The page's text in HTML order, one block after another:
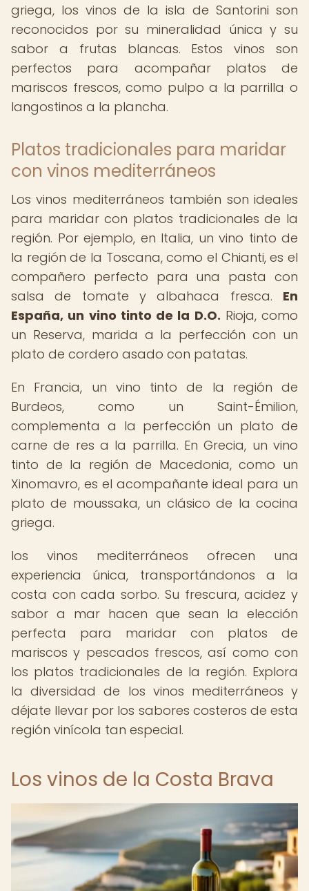
griega, los vinos de la isla de Santorini son
reconocidos por su mineralidad única y su
sabor a frutas blancas. Estos vinos son
perfectos para acompañar platos de
mariscos frescos, como pulpo a la parrilla o
langostinos a la plancha.
Platos tradicionales para maridar
con vinos mediterráneos
Los vinos mediterráneos también son ideales
para maridar con platos tradicionales de la
región. Por ejemplo, en Italia, un vino tinto de
la región de la Toscana, como el Chianti, es el
compañero perfecto para una pasta con
salsa de tomate y albahaca fresca. En
España, un vino tinto de la D.O. Rioja, como
un Reserva, marida a la perfección con un
plato de cordero asado con patatas.
En Francia, un vino tinto de la región de
Burdeos, como un Saint-Émilion,
complementa a la perfección un plato de
carne de res a la parrilla. En Grecia, un vino
tinto de la región de Macedonia, como un
Xinomavro, es el acompañante ideal para un
plato de moussaka, un clásico de la cocina
griega.
los vinos mediterráneos ofrecen una
experiencia única, transportándonos a la
costa con cada sorbo. Su frescura, acidez y
sabor a mar hacen que sean la elección
perfecta para maridar con platos de
mariscos y pescados frescos, así como con
los platos tradicionales de la región. Explora
la diversidad de los vinos mediterráneos y
déjate llevar por los sabores costeros de esta
región vinícola tan especial.
Los vinos de la Costa Brava